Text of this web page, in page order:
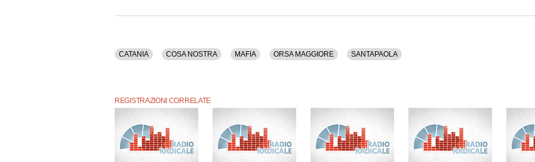
FABIO TITA
CATANIA COSA NOSTRA MAFIA ORSA MAGGIORE SANTAPAOLA
REGISTRAZIONI CORRELATE